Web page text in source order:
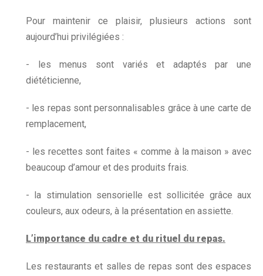
Pour maintenir ce plaisir, plusieurs actions sont
aujourd’hui privilégiées :
- les menus sont variés et adaptés par une
diététicienne,
- les repas sont personnalisables grâce à une carte de
remplacement,
- les recettes sont faites « comme à la maison » avec
beaucoup d’amour et des produits frais.
- la stimulation sensorielle est sollicitée grâce aux
couleurs, aux odeurs, à la présentation en assiette.
L’importance du cadre et du rituel du repas.
Les restaurants et salles de repas sont des espaces